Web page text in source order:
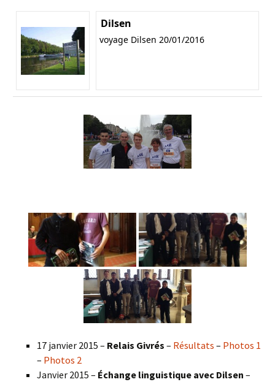
Dilsen
voyage Dilsen 20/01/2016
17 janvier 2015 – Relais Givrés – Résultats – Photos 1
– Photos 2
Janvier 2015 – Échange linguistique avec Dilsen –